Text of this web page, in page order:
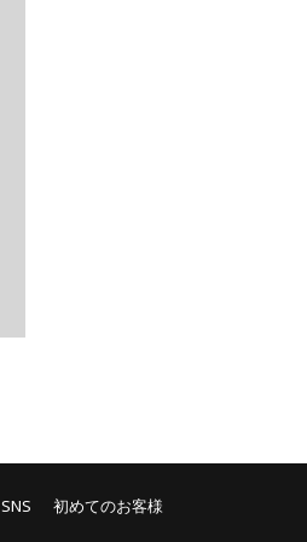
SNS
初めてのお客様